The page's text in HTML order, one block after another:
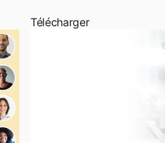
Télécharger